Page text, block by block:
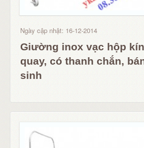
Ngày cập nhật: 16-12-2014
Giường inox vạc hộp
quay, có thanh chắn,
sinh